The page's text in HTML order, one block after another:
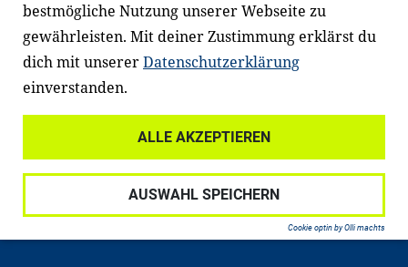
Newsletter
Facebook LinkedIn
Datenschutz
Haftungsausschluss
Impressum
bestmögliche Nutzung unserer Webseite zu
gewährleisten. Mit deiner Zustimmung erklärst du
dich mit unsererDatenschutzerklärung
einverstanden.
ALLE AKZEPTIEREN
AUSWAHL SPEICHERN
Cookie optin by Olli machts